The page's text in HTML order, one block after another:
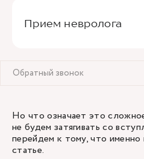
Прием невролога
Обратный звонок
Но что означает это
не будем затягивать со
перейдем к тому, что
статье.